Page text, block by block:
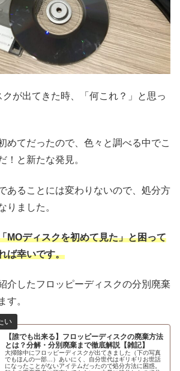
が出てきた時、「何これ？」と思っ
めてだったので、色々と調べる中でこ
！と新たな発見。
あることには変わりないので、処分方
りました。
MOディスクを初めて見た」と困って
ば幸いです。
介したフロッピーディスクの分別廃棄
す。
【誰でも出来る】フロッピーディスクの廃棄方法
とは？分解・分別廃棄まで徹底解説【雑記】
大掃除中にフロッピーディスクが出てきました（下の写真
でもほんの一部…）あいにく、自分世代はギリギリお世話
になったことがないアイテムだったので処分方法に困惑。